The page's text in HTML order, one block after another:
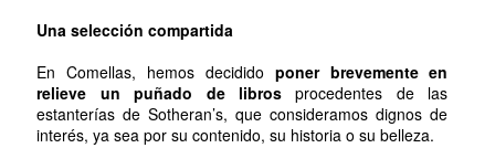
Una selección compartida
En Comellas, hemos decidido poner brevemente en
relieve un puñado de libros procedentes de las
estanterías de Sotheran’s, que consideramos dignos de
interés, ya sea por su contenido, su historia o su belleza.